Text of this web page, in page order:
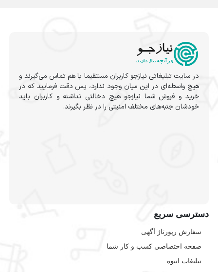
در سایت تبلیغاتی نیازجو کاربران مستقیما با هم تماس می‌گیرند و
هیچ واسطه‌ای در این میان وجود ندارد، پس دقت فرمایید که در
خرید و فروشِ شما نیازجو هیچ دخالتی نداشته و کاربران باید
خودشان جنبه‌های مختلف امنیتی را در نظر بگیرند.
دسترسی سریع
سفارش رپورتاژ آگهی
صفحه اختصاصی کسب و کار شما
تبلیغات انبوه